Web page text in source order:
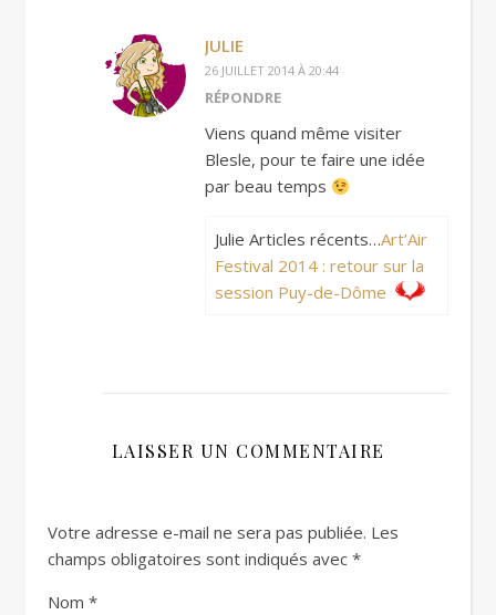
JULIE
26 JUILLET 2014 À 20:44
RÉPONDRE
Viens quand même visiter
Blesle, pour te faire une idée
par beau temps
Julie Articles récents…Art’Air
Festival 2014 : retour sur la
session Puy-de-Dôme
LAISSER UN COMMENTAIRE
Votre adresse e-mail ne sera pas publiée. Les
champs obligatoires sont indiqués avec *
Nom *